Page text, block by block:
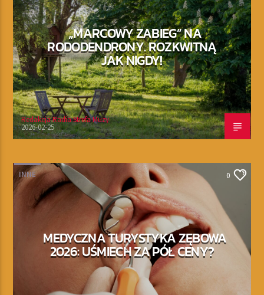
„MARCOWY ZABIEG” NA
RODODENDRONY. ROZKWITNĄ
JAK NIGDY!
Redakcja Radia Strefa Muzy
2026-02-25
INNE 0
MEDYCZNA TURYSTYKA ZĘBOWA
2026: UŚMIECH ZA PÓŁ CENY?